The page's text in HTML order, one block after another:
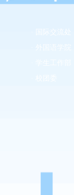
· 国际交流处
· 外国语学院